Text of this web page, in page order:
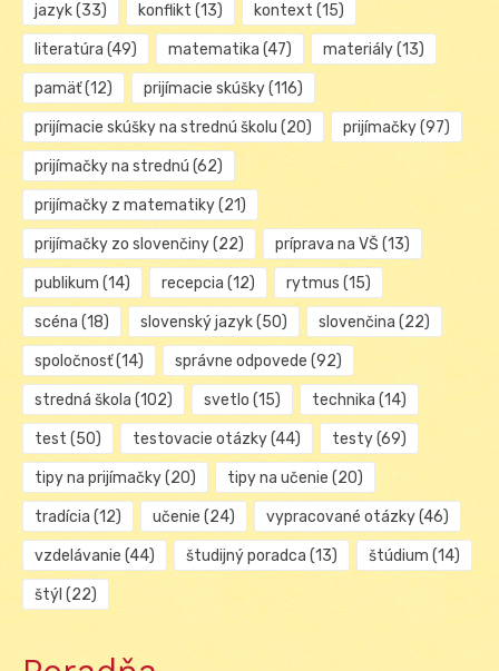
jazyk(33) konflikt (13) kontext (15)
literatúra (49) matematika (47) materiály(13)
pamäť(12) prijímacie skúšky(116)
prijímacie skúšky na strednú školu (20) prijímačky(97)
prijímačky na strednú (62)
prijímačky z matematiky(21)
prijímačky zo slovenčiny(22) príprava na VŠ (13)
publikum (14) recepcia (12) rytmus (15)
scéna (18) slovenský jazyk(50) slovenčina (22)
spoločnosť(14) správne odpovede (92)
stredná škola (102) svetlo (15) technika (14)
test (50) testovacie otázky(44) testy(69)
tipy na prijímačky(20) tipy na učenie (20)
tradícia (12) učenie (24) vypracované otázky(46)
vzdelávanie (44) študijný poradca (13) štúdium (14)
štýl (22)